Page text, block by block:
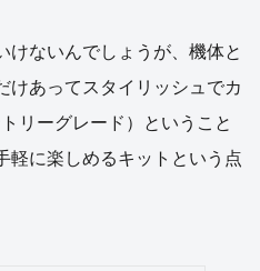
けないんでしょうが、機体と
けあってスタイリッシュでカ
リーグレード）ということ
軽に楽しめるキットという点